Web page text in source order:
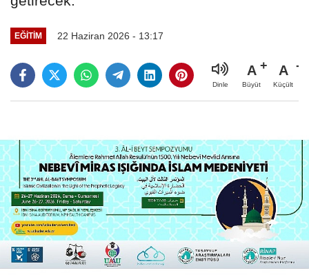
EĞİTİM 22 Haziran 2026 - 13:17
Dinle
A
Büyüt
A
Küçült